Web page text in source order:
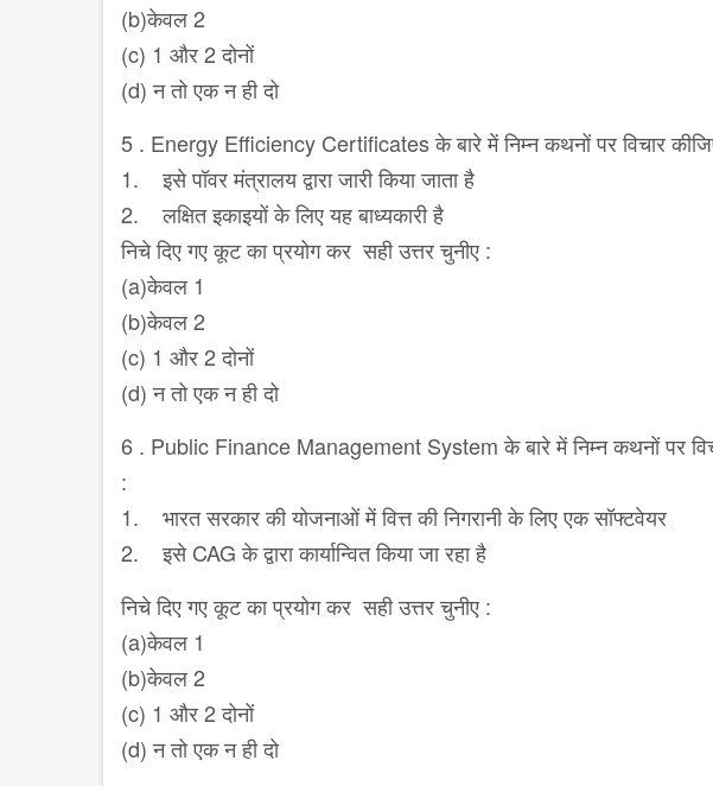
(b)केवल 2
(c) 1 और 2 दोनों
(d) न तो एक न ही दो
5 . Energy Efficiency Certificates के बारे में निम्न कथनों पर विचार
1. इसे पॉवर मंत्रालय द्वारा जारी किया जाता है
2. लक्षित इकाइयों के लिए यह बाध्यकारी है
निचे दिए गए कूट का प्रयोग कर सही उत्तर चुनीए :
(a)केवल 1
(b)केवल 2
(c) 1 और 2 दोनों
(d) न तो एक न ही दो
6 . Public Finance Management System के बारे में निम्न कथनों पर
:
1. भारत सरकार की योजनाओं में वित्त की निगरानी के लिए एक सॉफ्टवेयर
2. इसे CAG के द्वारा कार्यान्वित किया जा रहा है
निचे दिए गए कूट का प्रयोग कर सही उत्तर चुनीए :
(a)केवल 1
(b)केवल 2
(c) 1 और 2 दोनों
(d) न तो एक न ही दो